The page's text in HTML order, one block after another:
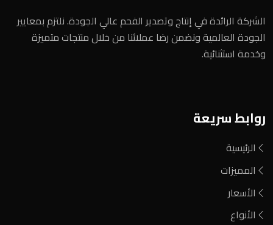
الشركة الرائدة في إنتاج وتصدير الفحم عالي الجودة. نلتزم بمعايير
الجودة العالمية ونضمن رضا عملائنا من خلال منتجات متميزة
وخدمة استثنائية.
روابط سريعة
الرئيسية
المميزات
الأسعار
الأنواع